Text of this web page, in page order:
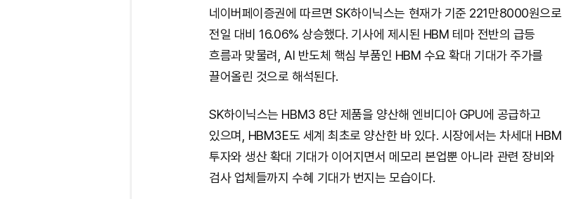
네이버페이증권에 따르면 SK하이닉스는 현재가 기준 221만8000원으로
전일 대비 16.06% 상승했다. 기사에 제시된 HBM 테마 전반의 급등
흐름과 맞물려, AI 반도체 핵심 부품인 HBM 수요 확대 기대가 주가를
끌어올린 것으로 해석된다.
SK하이닉스는 HBM3 8단 제품을 양산해 엔비디아 GPU에 공급하고
있으며, HBM3E도 세계 최초로 양산한 바 있다. 시장에서는 차세대 HBM
투자와 생산 확대 기대가 이어지면서 메모리 본업뿐 아니라 관련 장비와
검사 업체들까지 수혜 기대가 번지는 모습이다.